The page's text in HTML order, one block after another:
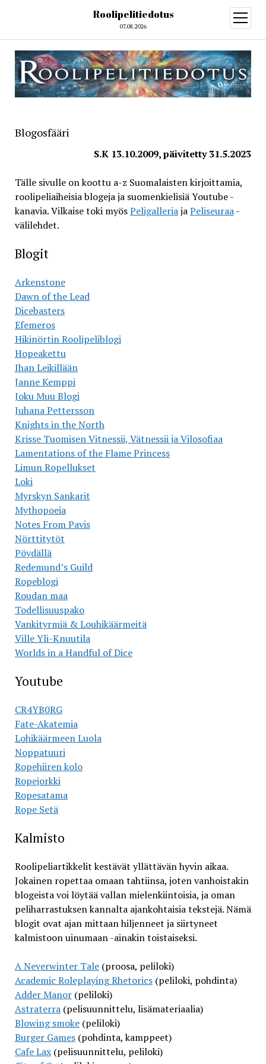
Roolipelitiedotus
07.08.2026
open
menu
Blogosfääri
S.K 13.10.2009, päivitetty 31.5.2023
Tälle sivulle on koottu a-z Suomalaisten kirjoittamia,
roolipeliaiheisia blogeja ja suomenkielisiä Youtube -
kanavia. Vilkaise toki myösPeligalleriajaPeliseuraa-
välilehdet.
Blogit
Arkenstone
Dawn of the Lead
Dicebasters
Efemeros
Hikinörtin Roolipeliblogi
Hopeakettu
Ihan Leikillään
Janne Kemppi
Joku Muu Blogi
Juhana Pettersson
Knights in the North
Krisse Tuomisen Vitnessii, Vätnessii ja Vilosofiaa
Lamentations of the Flame Princess
Limun Ropellukset
Loki
Myrskyn Sankarit
Mythopoeia
Notes From Pavis
Nörttitytöt
Pöydällä
Redemund’s Guild
Ropeblogi
Roudan maa
Todellisuuspako
Vankityrmiä & Louhikäärmeitä
Ville Yli-Knuutila
Worlds in a Handful of Dice
Youtube
CR4YB0RG
Fate-Akatemia
Lohikäärmeen Luola
Noppatuuri
Ropehiiren kolo
Ropejorkki
Ropesatama
Rope Setä
Kalmisto
Roolipeliartikkelit kestävät yllättävän hyvin aikaa.
Jokainen ropettaa omaan tahtiinsa, joten vanhoistakin
blogeista voi löytää vallan mielenkiintoisia, ja oman
peliharrastuksen kannalta ajankohtaisia tekstejä. Nämä
blogit ovat ajan mittaan hiljenneet ja siirtyneet
kalmistoon uinumaan -ainakin toistaiseksi.
A Neverwinter Tale(proosa, peliloki)
Academic Roleplaying Rhetorics(peliloki, pohdinta)
Adder Manor(peliloki)
Astraterra(pelisuunnittelu, lisämateriaalia)
Blowing smoke(peliloki)
Burger Games(pohdinta, kamppeet)
Cafe Lax(pelisuunnittelu, peliloki)